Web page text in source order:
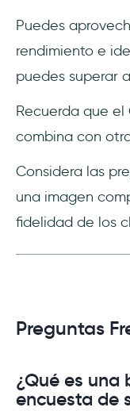
Puedes
rendimiento e
puedes superar
Recuerda que el
combina con
Considera las
una imagen
fidelidad de los
Preguntas
¿Qué es una
encuesta de